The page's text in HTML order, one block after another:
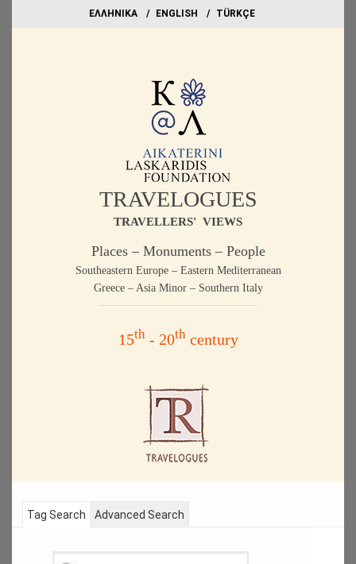
EΛΛΗΝΙΚΑ ΕΝGLISH TÜRKÇE
TRAVELOGUES
TRAVELLERS' VIEWS
Places – Monuments – People
Southeastern Europe – Eastern Mediterranean
Greece – Asia Minor – Southern Italy
15th- 20thcentury
Tag Search Advanced Search